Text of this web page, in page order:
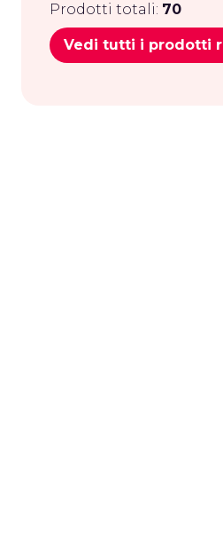
Prodotti totali: 70
Vedi tutti i prodotti